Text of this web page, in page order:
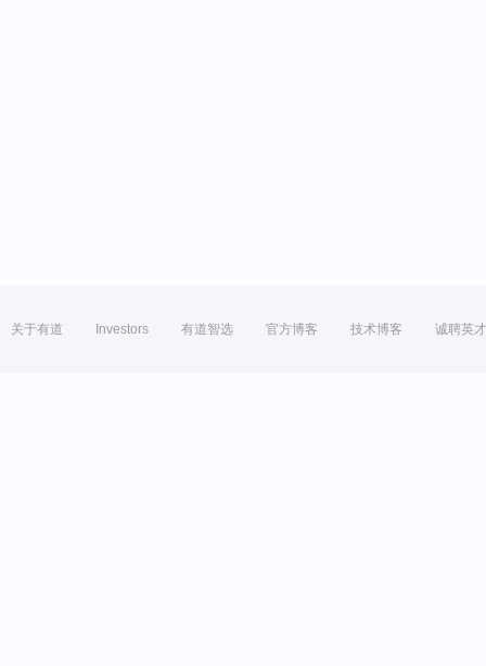
关于有道 Investors 有道智选 官方博客 技术博客 诚聘英才